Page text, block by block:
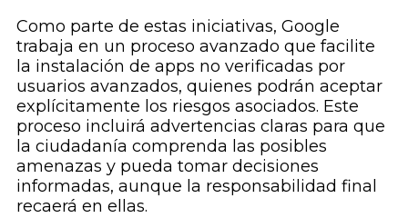
Como parte de estas iniciativas, Google
trabaja en un proceso avanzado que facilite
la instalación de apps no verificadas por
usuarios avanzados, quienes podrán aceptar
explícitamente los riesgos asociados. Este
proceso incluirá advertencias claras para que
la ciudadanía comprenda las posibles
amenazas y pueda tomar decisiones
informadas, aunque la responsabilidad final
recaerá en ellas.